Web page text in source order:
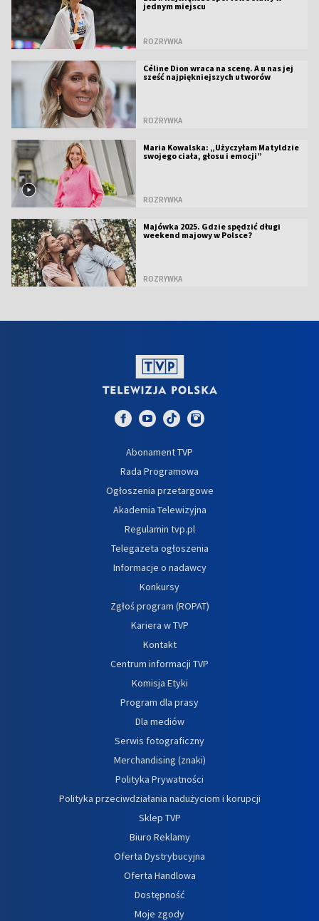
jednym miejscu
ROZRYWKA
Céline Dion wraca na scenę. A u nas jej
sześć najpiękniejszych utworów
ROZRYWKA
Maria Kowalska: „Użyczyłam Matyldzie
swojego ciała, głosu i emocji”
ROZRYWKA
Majówka 2025. Gdzie spędzić długi
weekend majowy w Polsce?
ROZRYWKA
Abonament TVP
Rada Programowa
Ogłoszenia przetargowe
Akademia Telewizyjna
Regulamin tvp.pl
Telegazeta ogłoszenia
Informacje o nadawcy
Konkursy
Zgłoś program (ROPAT)
Kariera w TVP
Kontakt
Centrum informacji TVP
Komisja Etyki
Program dla prasy
Dla mediów
Serwis fotograficzny
Merchandising (znaki)
Polityka Prywatności
Polityka przeciwdziałania nadużyciom i korupcji
Sklep TVP
Biuro Reklamy
Oferta Dystrybucyjna
Oferta Handlowa
Dostępność
Moje zgody